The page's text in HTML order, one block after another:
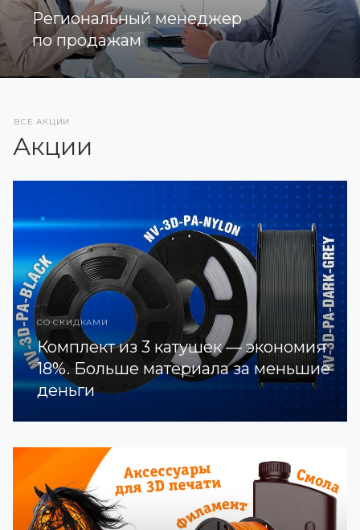
Региональный менеджер
по продажам
ВСЕ АКЦИИ
Акции
СО СКИДКАМИ
Комплект из 3 катушек — экономия
18%. Больше материала за меньшие
деньги